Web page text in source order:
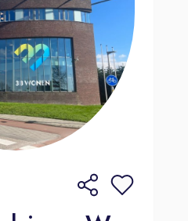
gedaan, bij
welkom, als je
bent en wilt
onze medewerkers
in de
door trainingen en
nu uitgegroeid tot
van het team.